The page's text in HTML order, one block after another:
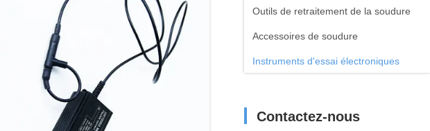
Outils de retraitement de la soudure
Accessoires de soudure
Instruments d'essai électroniques
Contactez-nous